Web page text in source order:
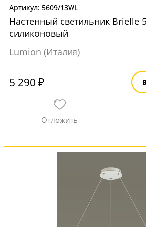
5609/13WL
Настенный светильник Brielle
силиконовый
Lumion (Италия)
5 290 ₽